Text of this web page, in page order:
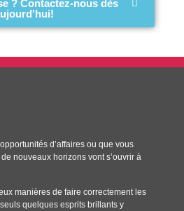
? Contactez-nous dès
d’affaires ou que vous
nouveaux horizons vont s’ouvrir à
manières de faire correctement les
quelques esprits brillants y